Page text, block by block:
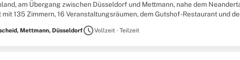
am Übergang zwischen Düsseldorf und Mettmann, nahe dem
mit 135 Zimmern, 16 Veranstaltungsräumen, dem Gutshof-Restaurant und
Mettmann, DüsseldorfscheduleVollzeit · Teilzeit